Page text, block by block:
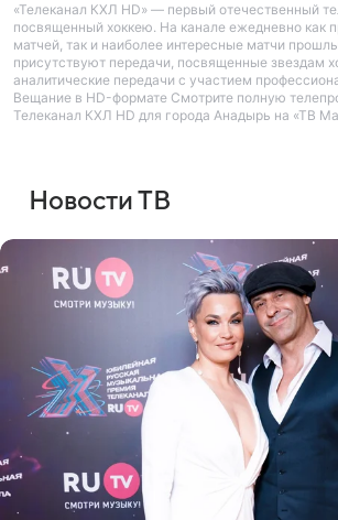
«Телеканал КХЛ HD» — первый отечественный
посвященный хоккею. На канале ежедневно как
матчей, так и наиболее интересные матчи
присутствуют передачи, посвященные звездам
аналитические передачи с участием
Вещание в HD-формате Смотрите полную
Телеканал КХЛ HD для города Анадырь на «ТВ
Новости ТВ